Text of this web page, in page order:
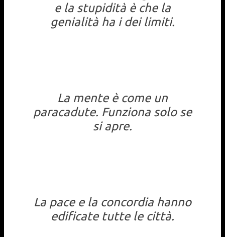
e la stupidità è che la
genialità ha i dei limiti.
La mente è come un
paracadute. Funziona solo se
si apre.
La pace e la concordia hanno
edificate tutte le città.